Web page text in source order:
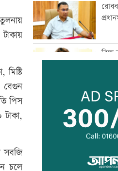
বেগুন
পিস
সবজি
চলে
বিয়ে
না: